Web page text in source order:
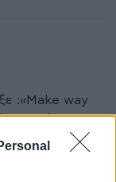
:«Make way
ακούγεται
απο τις